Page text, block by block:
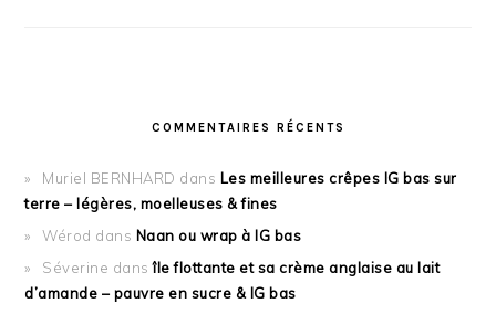
COMMENTAIRES RÉCENTS
Muriel BERNHARD dans Les meilleures crêpes IG bas sur
terre – légères, moelleuses & fines
Wérod dans Naan ou wrap à IG bas
Séverine dansîle flottante et sa crème anglaise au lait
d’amande – pauvre en sucre & IG bas